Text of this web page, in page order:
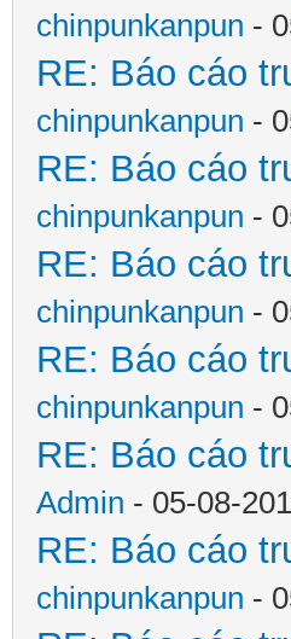
chinpunkanpun -
RE: Báo cáo
chinpunkanpun -
RE: Báo cáo
chinpunkanpun -
RE: Báo cáo
chinpunkanpun -
RE: Báo cáo
chinpunkanpun -
RE: Báo cáo
Admin - 05-08-
RE: Báo cáo
chinpunkanpun -